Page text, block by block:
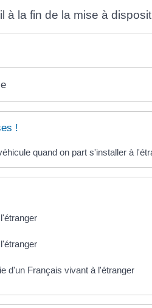
à la fin de la mise à
!
quand on part s'installer à
d'un Français vivant à l'étranger